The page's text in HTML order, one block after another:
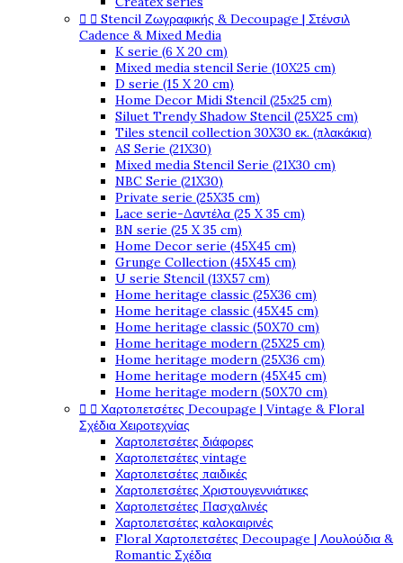
  Stencil Ζωγραφικής & Decoupage | Στένσιλ
Cadence & Mixed Media
K serie (6 X 20 cm)
Mixed media stencil Serie (10X25 cm)
D serie (15 X 20 cm)
Home Decor Midi Stencil (25x25 cm)
Siluet Trendy Shadow Stencil (25X25 cm)
Tiles stencil collection 30X30 εκ. (πλακάκια)
AS Serie (21X30)
Mixed media Stencil Serie (21X30 cm)
NBC Serie (21X30)
Private serie (25X35 cm)
Lace serie-Δαντέλα (25 X 35 cm)
BN serie (25 X 35 cm)
Home Decor serie (45X45 cm)
Grunge Collection (45X45 cm)
U serie Stencil (13X57 cm)
Home heritage classic (25X36 cm)
Home heritage classic (45X45 cm)
Home heritage classic (50X70 cm)
Home heritage modern (25X25 cm)
Home heritage modern (25X36 cm)
Home heritage modern (45X45 cm)
Home heritage modern (50X70 cm)
  Χαρτοπετσέτες Decoupage | Vintage & Floral
Σχέδια Χειροτεχνίας
Χαρτοπετσέτες διάφορες
Χαρτοπετσέτες vintage
Χαρτοπετσέτες παιδικές
Χαρτοπετσέτες Χριστουγεννιάτικες
Χαρτοπετσέτες Πασχαλινές
Χαρτοπετσέτες καλοκαιρινές
Floral Χαρτοπετσέτες Decoupage | Λουλούδια &
Romantic Σχέδια